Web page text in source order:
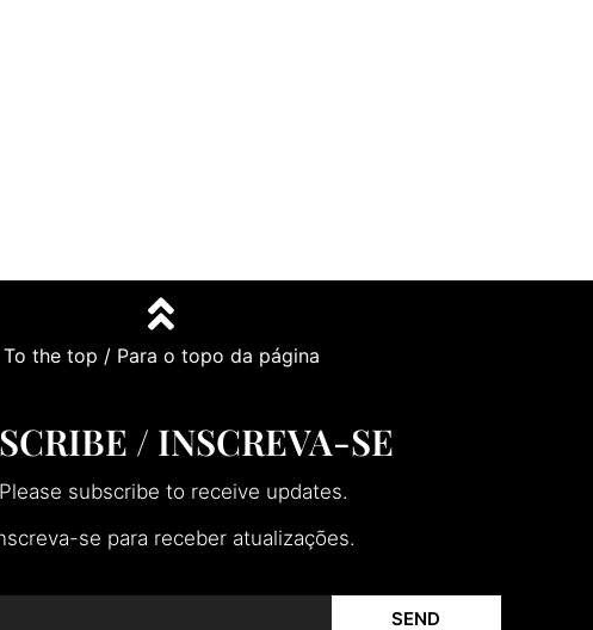
To the top / Para o topo da página
/ INSCREVA-SE
Please subscribe to receive updates.
se para receber atualizações.
SEND